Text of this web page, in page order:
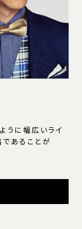
うに幅広いライ
であることが